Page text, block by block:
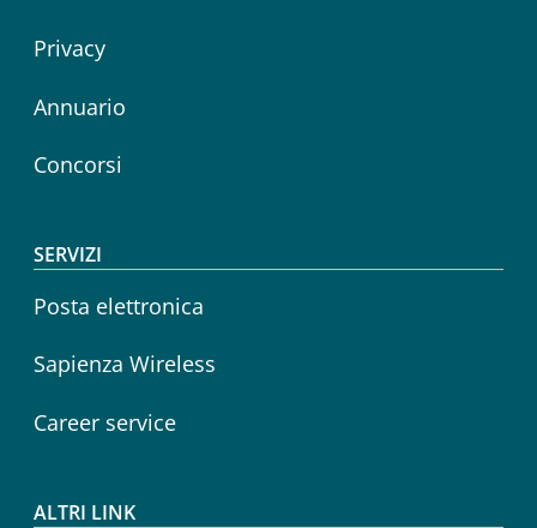
Privacy
Annuario
Concorsi
SERVIZI
Posta elettronica
Sapienza Wireless
Career service
ALTRI LINK